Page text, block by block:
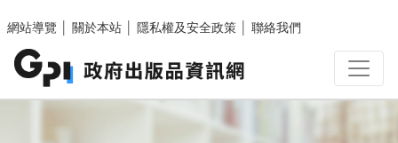
網站導覽
關於本站 隱私權及安全政策 聯絡我們